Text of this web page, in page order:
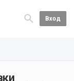
Вход